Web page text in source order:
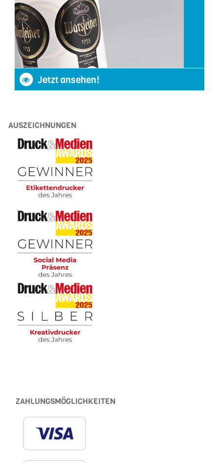
Jetzt ansehen!
AUSZEICHNUNGEN
ZAHLUNGSMÖGLICHKEITEN